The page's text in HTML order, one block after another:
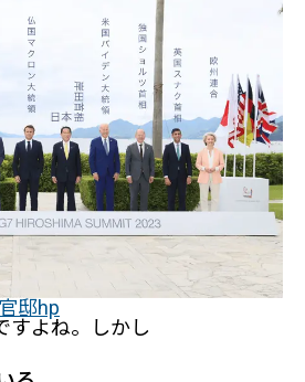
邸hp
すよね。しかし